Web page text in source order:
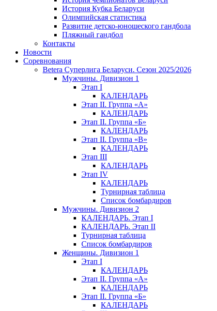
История Кубка Беларуси
Олимпийская статистика
Развитие детско-юношеского гандбола
Пляжный гандбол
Контакты
Новости
Соревнования
Betera Суперлига Беларуси. Сезон 2025/2026
Мужчины. Дивизион 1
Этап I
КАЛЕНДАРЬ
Этап II. Группа «А»
КАЛЕНДАРЬ
Этап II. Группа «Б»
КАЛЕНДАРЬ
Этап II. Группа «В»
КАЛЕНДАРЬ
Этап III
КАЛЕНДАРЬ
Этап IV
КАЛЕНДАРЬ
Турнирная таблица
Список бомбардиров
Мужчины. Дивизион 2
КАЛЕНДАРЬ. Этап I
КАЛЕНДАРЬ. Этап II
Турнирная таблица
Список бомбардиров
Женщины. Дивизион 1
Этап I
КАЛЕНДАРЬ
Этап II. Группа «А»
КАЛЕНДАРЬ
Этап II. Группа «Б»
КАЛЕНДАРЬ